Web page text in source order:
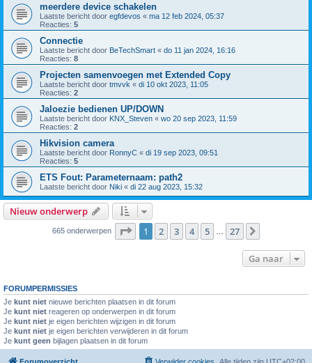
meerdere device schakelen
Laatste bericht door egfdevos « ma 12 feb 2024, 05:37
Reacties: 5
Connectie
Laatste bericht door BeTechSmart « do 11 jan 2024, 16:16
Reacties: 8
Projecten samenvoegen met Extended Copy
Laatste bericht door tmvvk « di 10 okt 2023, 11:05
Reacties: 2
Jaloezie bedienen UP/DOWN
Laatste bericht door KNX_Steven « wo 20 sep 2023, 11:59
Reacties: 2
Hikvision camera
Laatste bericht door RonnyC « di 19 sep 2023, 09:51
Reacties: 5
ETS Fout: Parameternaam: path2
Laatste bericht door Niki « di 22 aug 2023, 15:32
Nieuw onderwerp
665 onderwerpen Pagina van 27
1 2 3 4 5 27
Ga naar
FORUMPERMISSIES
Je kunt niet nieuwe berichten plaatsen in dit forum
Je kunt niet reageren op onderwerpen in dit forum
Je kunt niet je eigen berichten wijzigen in dit forum
Je kunt niet je eigen berichten verwijderen in dit forum
Je kunt geen bijlagen plaatsen in dit forum